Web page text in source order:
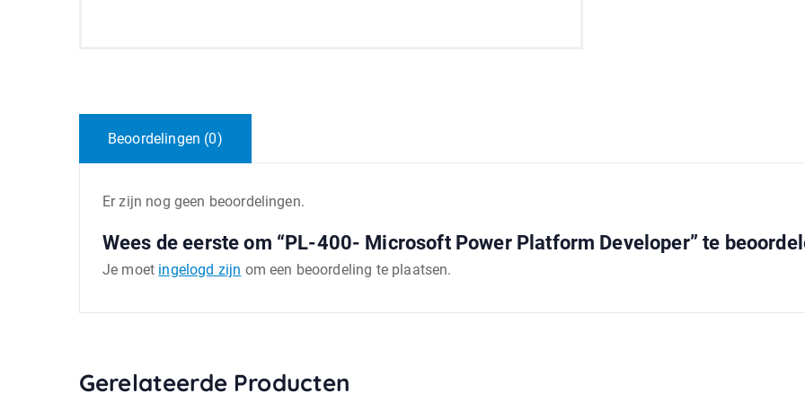
Beoordelingen (0)
Er zijn nog geen beoordelingen.
Wees de eerste om “PL-400- Microsoft Power Platform Developer” te
Je moet ingelogd zijn om een beoordeling te plaatsen.
Gerelateerde Producten
TOEVOEGEN AAN